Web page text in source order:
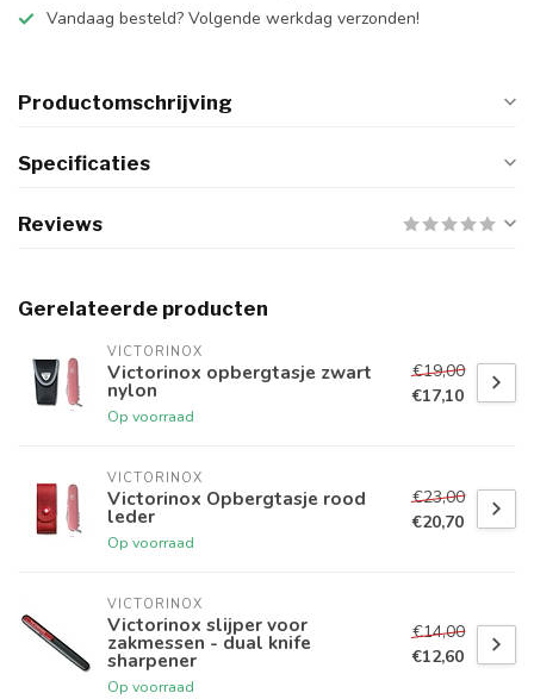
Vandaag besteld? Volgende werkdag verzonden!
Productomschrijving
Specificaties
Reviews
Gerelateerde producten
VICTORINOX
Victorinox opbergtasje zwart
nylon
Op voorraad
€19,00
€17,10
VICTORINOX
Victorinox Opbergtasje rood
leder
Op voorraad
€23,00
€20,70
VICTORINOX
Victorinox slijper voor
zakmessen - dual knife
sharpener
Op voorraad
€14,00
€12,60